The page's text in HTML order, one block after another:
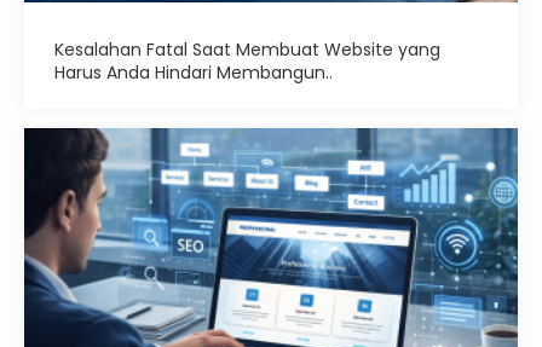
Kesalahan Fatal Saat Membuat Website yang
Harus Anda Hindari Membangun..